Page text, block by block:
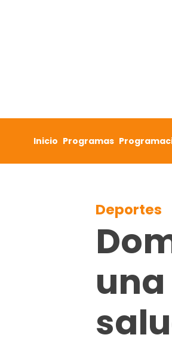
Inicio Programas
Deportes